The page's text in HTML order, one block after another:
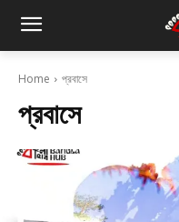
Home প্রবাসে
প্রবাসে